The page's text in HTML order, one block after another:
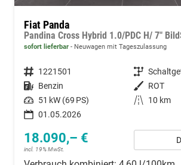
Fiat Panda
Pandina Cross Hybrid 1.0/PDC H/ 7"
sofort lieferbar Neuwagen mit Tageszulassung
Fahrzeugnummer 1221501 Getriebe
Kraftstoff Benzin Außenfarbe ROT
Leistung 51 kW (69 PS) Kilometerstand
10 km
01.05.2026
18.090,– €
incl. 19% MwSt.